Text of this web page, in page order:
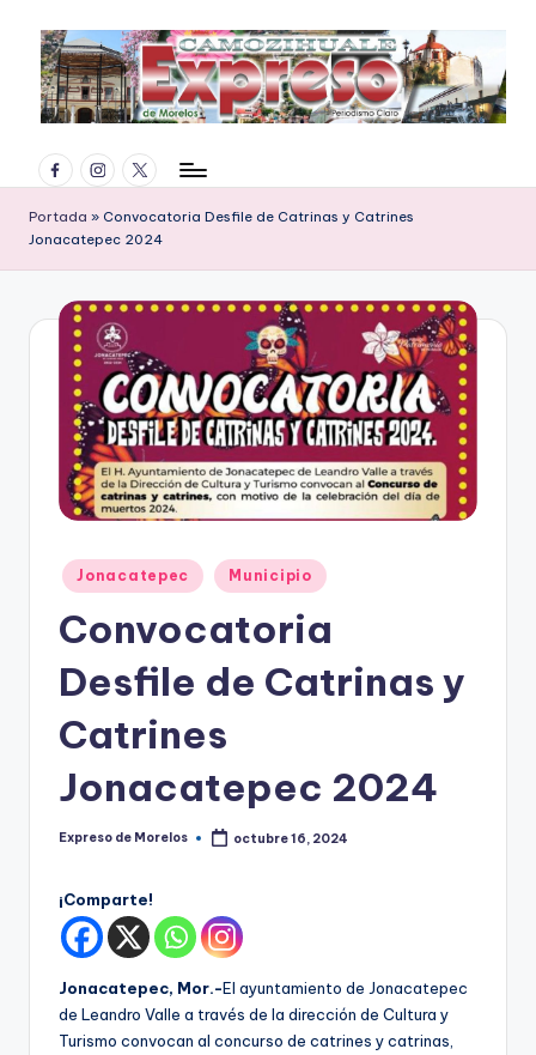
Saltar
contenido
x
p
M
el
FacebookInstagram
Twitter
Portada » Convocatoria Desfile de Catrinas y Catrines
Jonacatepec 2024
Publicado
en
Jonacatepec Municipio
Convocatoria
Desfile de Catrinas y
Catrines
Jonacatepec 2024
Publicado
Expreso de Morelos octubre 16, 2024
¡Comparte!
Jonacatepec, Mor.-El ayuntamiento de Jonacatepec
de Leandro Valle a través de la dirección de Cultura y
Turismo convocan al concurso de catrines y catrinas,